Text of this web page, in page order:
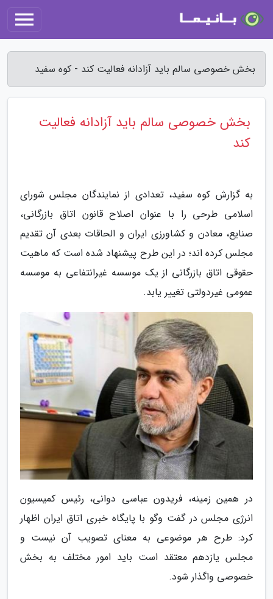
بخش خصوصی سالم باید آزادانه فعالیت کند - کوه سفید
بخش خصوصی سالم باید آزادانه فعالیت
کند
به گزارش کوه سفید، تعدادی از نمایندگان مجلس شورای
اسلامی طرحی را با عنوان اصلاح قانون اتاق بازرگانی،
صنایع، معادن و کشاورزی ایران و الحاقات بعدی آن تقدیم
مجلس کرده اند؛ در این طرح پیشنهاد شده است که ماهیت
حقوقی اتاق بازرگانی از یک موسسه غیرانتفاعی به موسسه
عمومی غیردولتی تغییر یابد.
در همین زمینه، فریدون عباسی دوانی، رئیس کمیسیون
انرژی مجلس در گفت وگو با پایگاه خبری اتاق ایران اظهار
کرد: طرح هر موضوعی به معنای تصویب آن نیست و
مجلس یازدهم معتقد است باید امور مختلف به بخش
خصوصی واگذار شود.